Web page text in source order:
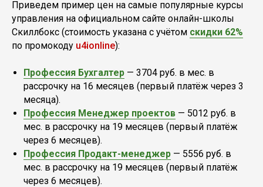
Приведем пример цен на самые популярные курсы
управления на официальном сайте онлайн-школы
Скиллбокс (стоимость указана с учётом скидки 62%
по промокоду u4ionline):
Профессия Бухгалтер — 3704 руб. в мес. в
рассрочку на 16 месяцев (первый платёж через 3
месяца).
Профессия Менеджер проектов — 5012 руб. в
мес. в рассрочку на 19 месяцев (первый платёж
через 6 месяцев).
Профессия Продакт-менеджер — 5556 руб. в
мес. в рассрочку на 19 месяцев (первый платёж
через 6 месяцев).